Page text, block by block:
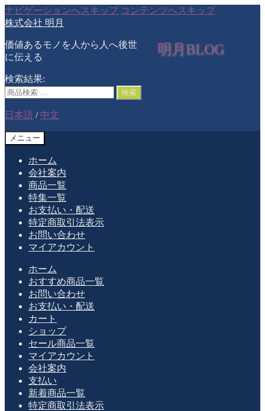
ナビゲーションへスキップ コンテンツへスキップ
株式会社 明月
明月BLOG
価値あるモノを人から人へ後世
に伝える
検索結果:
検索
日本語 / 中文
メニュー
ホーム
会社案内
商品一覧
特集一覧
お支払い・配送
特定商取引法表示
お問い合わせ
マイアカウント
ホーム
おすすめ商品一覧
お問い合わせ
お支払い・配送
カート
ショップ
セール商品一覧
マイアカウント
会社案内
支払い
新着商品一覧
特定商取引法表示